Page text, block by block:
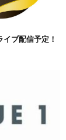
ブ配信予定！